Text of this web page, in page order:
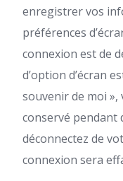
enregistrer vos
préférences
connexion est de
d’option d’écran
souvenir de moi
conservé pendant
déconnectez de
connexion sera